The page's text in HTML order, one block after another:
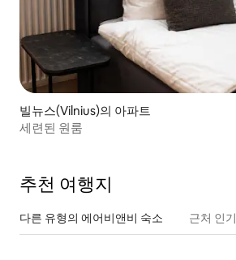
빌뉴스(Vilnius)의 아파트
세련된 원룸
추천 여행지
다른 유형의 에어비앤비 숙소 근처 인